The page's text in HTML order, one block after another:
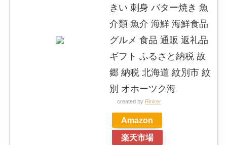
きい 刺身 バター焼き 魚
介類 魚介 海鮮 海鮮食品
グルメ 食品 通販 返礼品
ギフト ふるさと納税 故
郷 納税 北海道 紋別市 紋
別 オホーツク海
created by Rinker
Amazon
楽天市場